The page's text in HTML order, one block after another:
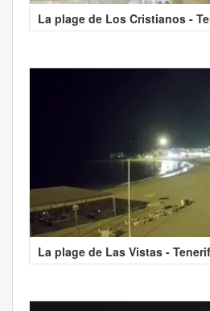
La plage de Los Cristianos -
La plage de Las Vistas -